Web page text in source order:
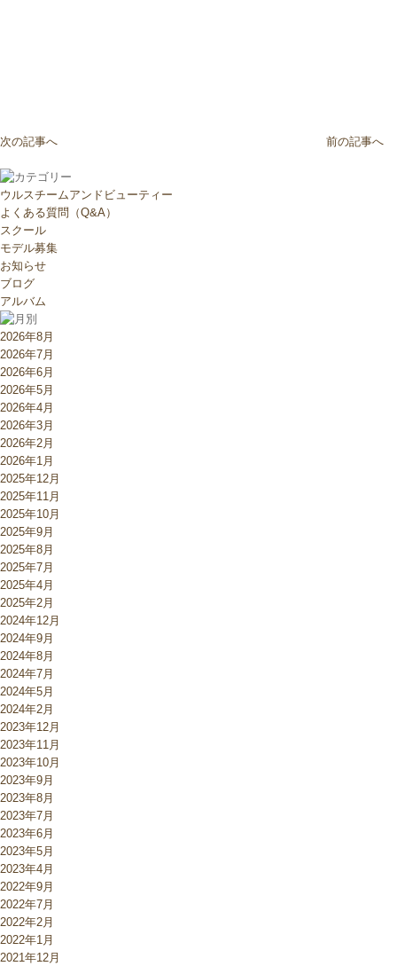
次の記事へ 前の記事へ
ウルスチームアンドビューティー
よくある質問（Q&A）
スクール
モデル募集
お知らせ
ブログ
アルバム
2026年8月
2026年7月
2026年6月
2026年5月
2026年4月
2026年3月
2026年2月
2026年1月
2025年12月
2025年11月
2025年10月
2025年9月
2025年8月
2025年7月
2025年4月
2025年2月
2024年12月
2024年9月
2024年8月
2024年7月
2024年5月
2024年2月
2023年12月
2023年11月
2023年10月
2023年9月
2023年8月
2023年7月
2023年6月
2023年5月
2023年4月
2022年9月
2022年7月
2022年2月
2022年1月
2021年12月